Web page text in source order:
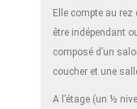
Elle compte au
être indépendant
composé d’un
coucher et une
A l’étage (un ½